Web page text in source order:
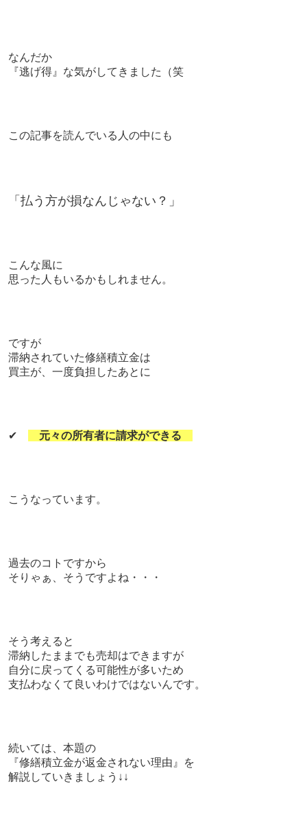
なんだか
『逃げ得』な気がしてきました（笑
この記事を読んでいる人の中にも
「払う方が損なんじゃない？」
こんな風に
思った人もいるかもしれません。
ですが
滞納されていた修繕積立金は
買主が、一度負担したあとに
✔ 元々の所有者に請求ができる
こうなっています。
過去のコトですから
そりゃぁ、そうですよね・・・
そう考えると
滞納したままでも売却はできますが
自分に戻ってくる可能性が多いため
支払わなくて良いわけではないんです。
続いては、本題の
『修繕積立金が返金されない理由』を
解説していきましょう↓↓